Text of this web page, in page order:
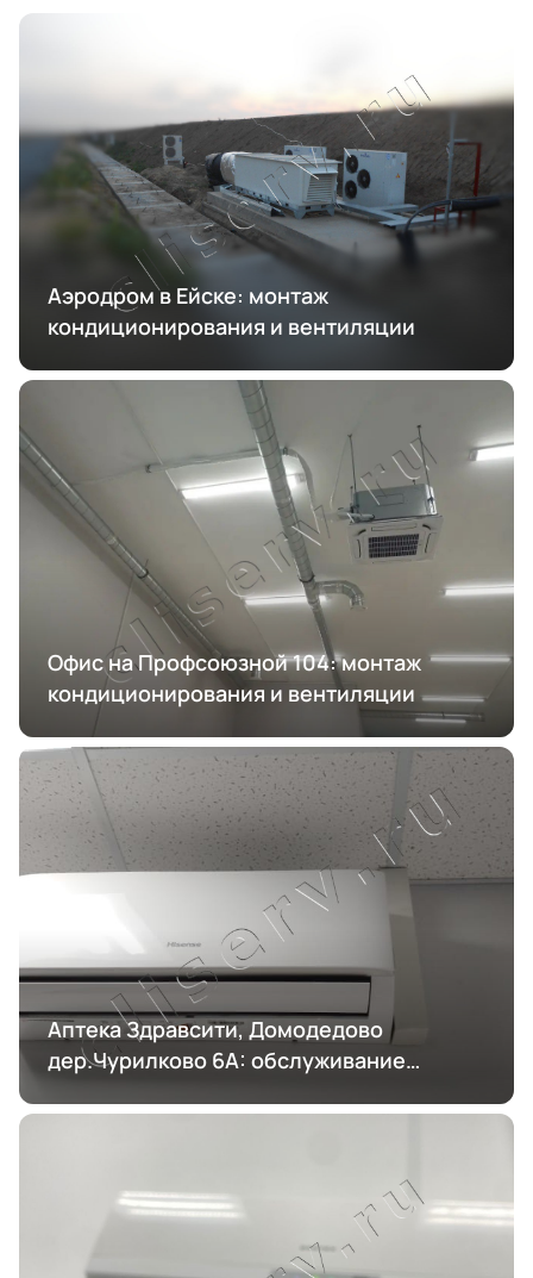
Аэродром в Ейске: монтаж
кондиционирования и вентиляции
Офис на Профсоюзной 104: монтаж
кондиционирования и вентиляции
Аптека Здравсити, Домодедово
дер.Чурилково 6А: обслуживание